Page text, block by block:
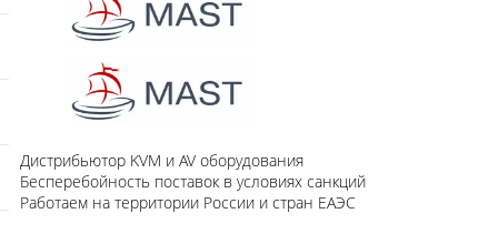
Дистрибьютор KVM и AV оборудования
Бесперебойность поставок в условиях санкций
Работаем на территории России и стран ЕАЭС